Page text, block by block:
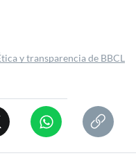
y transparencia de BBCL